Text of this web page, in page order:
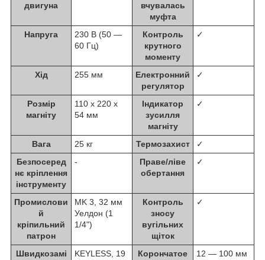
двигуна
вчувалась
муфта
Напруга
230 В (50 ―
60 Гц)
Контроль
крутного
моменту
✓
Хід 255 мм
Електронний
регулятор
✓
Розмір
магніту
110 х 220 х
54 мм
Індикатор
зусилля
магніту
✓
Вага 25 кг Термозахист
✓
Безпосеред
нє кріплення
інструменту
-
Праве/ліве
обертання
✓
Промислови
й
кріпильний
патрон
MK 3, 32 мм
Уелдон (1
1/4")
Контроль
зносу
вугільних
щіток
✓
Швидкозамі KEYLESS, 19 Корончатое 12 ― 100 мм